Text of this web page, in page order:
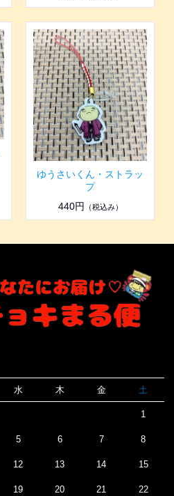
ゆうさいくん・ストラッ
プ
440円
（税込み）
水 木 金 土
1
5 6 7 8
12 13 14 15
19 20 21 22